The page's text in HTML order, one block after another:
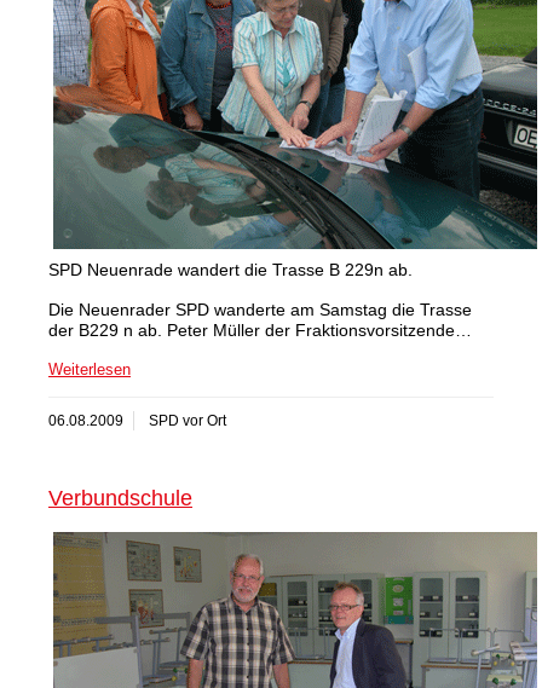
SPD Neuenrade wandert die Trasse B 229n ab.
Die Neuenrader SPD wanderte am Samstag die Trasse
der B229 n ab. Peter Müller der Fraktionsvorsitzende…
Weiterlesen
06.08.2009 SPD vor Ort
Verbundschule